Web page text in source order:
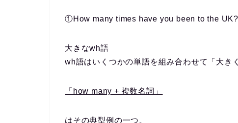
①How many times have you been to the UK?
大きなwh語
wh語はいくつかの単語を組み合わせて「大き
「how many + 複数名詞」
はその典型例の一つ。